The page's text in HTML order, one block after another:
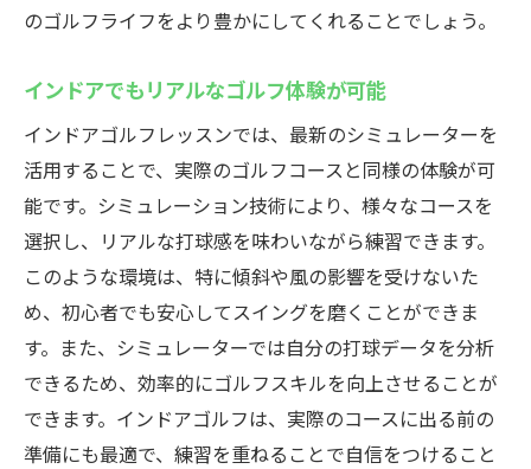
技術革新がもたらす新たなゴルフ体験
インドアゴルフレッスン
シミュレーターで本物のコースを再現
ウテミル藤沢店のシミュレーターの特徴
多彩なコースで飽きない練習メニュー
リアルなゴルフ体験でモチベーションアッ
プ
自宅では体験できないコースプレイ
藤沢駅での新しいゴルフ体験を楽しむ
快適な環境で練習できる藤沢駅のインドアゴル
フレッスンの特徴
のゴルフライフをより豊かにしてくれることでしょう。
インドアでもリアルなゴルフ体験が可能
インドアゴルフレッスンでは、最新のシミュレーターを
活用することで、実際のゴルフコースと同様の体験が可
能です。シミュレーション技術により、様々なコースを
選択し、リアルな打球感を味わいながら練習できます。
このような環境は、特に傾斜や風の影響を受けないた
め、初心者でも安心してスイングを磨くことができま
す。また、シミュレーターでは自分の打球データを分析
できるため、効率的にゴルフスキルを向上させることが
できます。インドアゴルフは、実際のコースに出る前の
準備にも最適で、練習を重ねることで自信をつけること